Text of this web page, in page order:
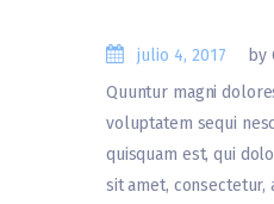
julio 4, 2017
by
Quuntur magni
voluptatem sequi
quisquam est, qui
sit amet, consectetur,